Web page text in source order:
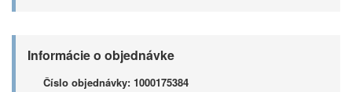
Informácie o objednávke
Číslo objednávky: 1000175384